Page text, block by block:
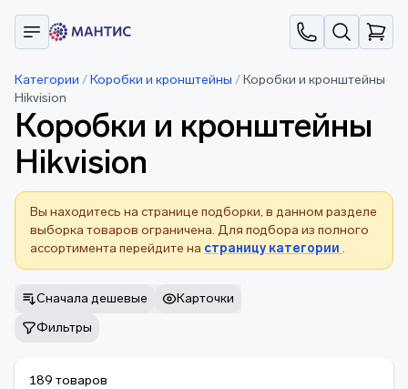
Категории /Коробки и кронштейны /Коробки и кронштейны
Hikvision
Коробки и кронштейны
Hikvision
Вы находитесь на странице подборки, в данном разделе
выборка товаров ограничена. Для подбора из полного
ассортимента перейдите на страницу категории .
Сначала дешевые
Карточки
Фильтры
189 товаров